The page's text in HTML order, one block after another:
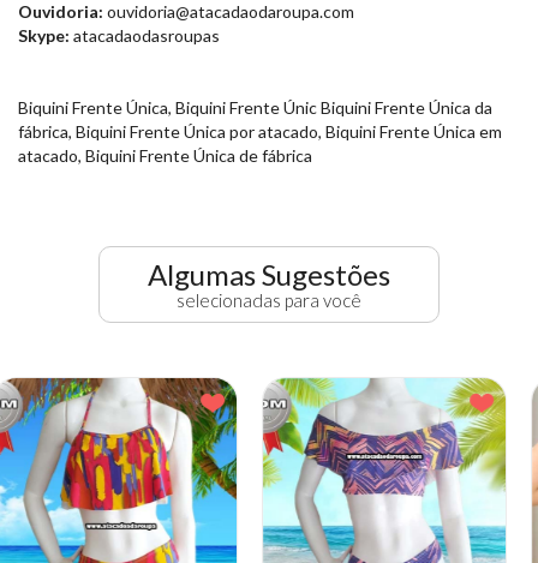
Ouvidoria: ouvidoria@atacadaodaroupa.com
Skype: atacadaodasroupas
Biquini Frente Única, Biquini Frente Únic Biquini Frente Única da
fábrica, Biquini Frente Única por atacado, Biquini Frente Única em
atacado, Biquini Frente Única de fábrica
Algumas Sugestões
selecionadas para você